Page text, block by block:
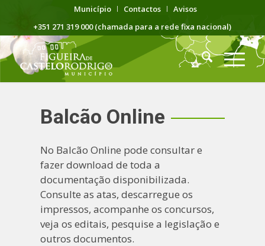
Município Contactos
Avisos
+351 271 319 000 (chamada para a rede fixa nacional)
Balcão Online
No Balcão Online pode consultar e
fazer download de toda a
documentação disponibilizada.
Consulte as atas, descarregue os
impressos, acompanhe os concursos,
veja os editais, pesquise a legislação e
outros documentos.